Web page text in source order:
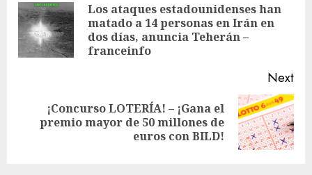
Los ataques estadounidenses han
matado a 14 personas en Irán en
dos días, anuncia Teherán –
franceinfo
Next
¡Concurso LOTERÍA! – ¡Gana el
premio mayor de 50 millones de
euros con BILD!